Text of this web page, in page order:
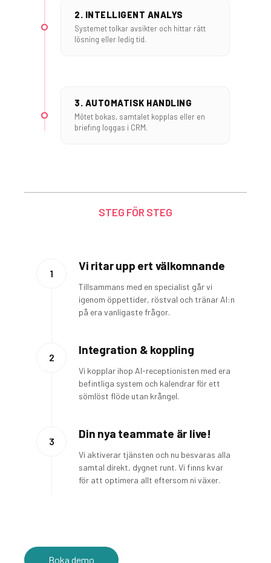
2. INTELLIGENT ANALYS
Systemet tolkar avsikter och hittar rätt
lösning eller ledig tid.
3. AUTOMATISK HANDLING
Mötet bokas, samtalet kopplas eller en
briefing loggas i CRM.
STEG FÖR STEG
1
Vi ritar upp ert välkomnande
Tillsammans med en specialist går vi
igenom öppettider, röstval och tränar AI:n
på era vanligaste frågor.
2
Integration & koppling
Vi kopplar ihop AI-receptionisten med era
befintliga system och kalendrar för ett
sömlöst flöde utan krångel.
3
Din nya teammate är live!
Vi aktiverar tjänsten och nu besvaras alla
samtal direkt, dygnet runt. Vi finns kvar
för att optimera allt eftersom ni växer.
Boka demo